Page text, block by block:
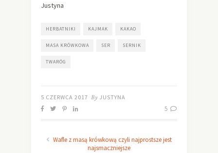
Justyna
HERBATNIKI KAJMAK KAKAO
MASA KRÓWKOWA SER SERNIK
TWARÓG
5 CZERWCA 2017 By JUSTYNA
5
Wafle z masą krówkową czyli najprostsze jest
najsmaczniejsze